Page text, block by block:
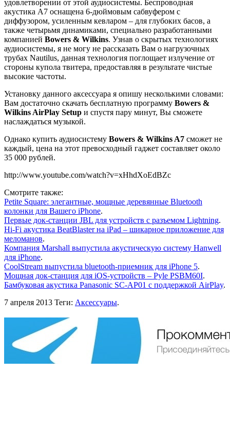
удовлетворении от этой аудиосистемы. Беспроводная
акустика A7 оснащена 6-дюймовым сабвуфером с
диффузором, усиленным кевларом – для глубоких басов, а
также четырьмя динамиками, специально разработанными
компанией Bowers & Wilkins. Узнав о скрытых технологиях
аудиосистемы, я не могу не рассказать Вам о нагрузочных
трубах Nautilus, данная технология поглощает излучение от
стороны купола твитера, предоставляя в результате чистые
высокие частоты.
Установку данного аксессуара я опишу несколькими словами:
Вам достаточно скачать бесплатную программу Bowers &
Wilkins AirPlay Setup и спустя пару минут, Вы сможете
наслаждаться музыкой.
Однако купить аудиосистему Bowers & Wilkins A7 сможет не
каждый, цена на этот превосходный гаджет составляет около
35 000 рублей.
http://www.youtube.com/watch?v=xHhdXoEdBZc
Смотрите также:
Petite Square: элегантные, мощные деревянные Bluetooth
колонки для Вашего iPhone.
Первые док-станции JBL для устройств с разъемом Lightning.
Hi-Fi акустика BeatBlaster на iPad – шикарное приложение для
меломанов.
Компания Marshall выпустила акустическую систему Hanwell
для iPhone.
CoolStream выпустила bluetooth-приемник для iPhone 5.
Мощная док-станция для iOS-устройств – Pyle PSBM60I.
Бамбуковая акустика Panasonic SC-AP01 с поддержкой AirPlay.
7 апреля 2013 Теги: Аксессуары.